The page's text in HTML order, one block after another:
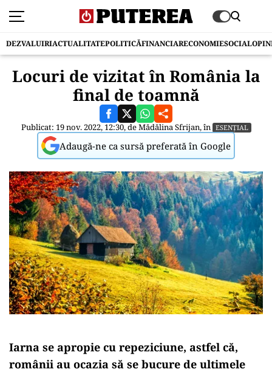
DEZVALUIRIACTUALITATEPOLITICĂFINANCIARECONOMIESOCIAL
Locuri de vizitat în România la
final de toamnă
Publicat: 19 nov. 2022, 12:30, deMădălina Sfrijan, în ESENȚIAL
Adaugă-ne ca sursă preferată în Google
Iarna se apropie cu repeziciune, astfel că,
românii au ocazia să se bucure de ultimele